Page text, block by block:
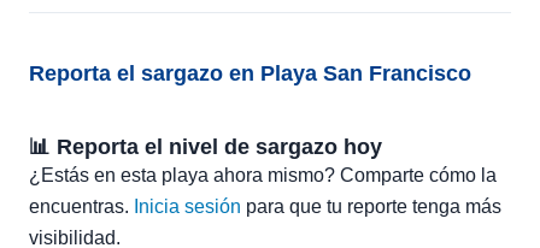
Reporta el sargazo en Playa San Francisco
📊 Reporta el nivel de sargazo hoy
¿Estás en esta playa ahora mismo? Comparte cómo la
encuentras. Inicia sesión para que tu reporte tenga más
visibilidad.